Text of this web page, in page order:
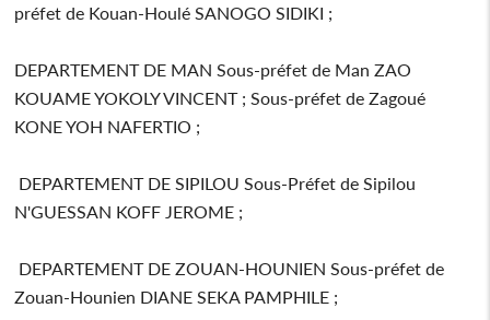
préfet de Kouan-Houlé SANOGO SIDIKI ;
DEPARTEMENT DE MAN Sous-préfet de Man ZAO
KOUAME YOKOLY VINCENT ; Sous-préfet de Zagoué
KONE YOH NAFERTIO ;
DEPARTEMENT DE SIPILOU Sous-Préfet de Sipilou
N'GUESSAN KOFF JEROME ;
DEPARTEMENT DE ZOUAN-HOUNIEN Sous-préfet de
Zouan-Hounien DIANE SEKA PAMPHILE ;